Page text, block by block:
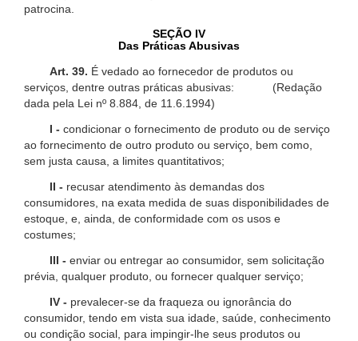
patrocina.
SEÇÃO IV
Das Práticas Abusivas
Art. 39. É vedado ao fornecedor de produtos ou
serviços, dentre outras práticas abusivas: (Redação
dada pela Lei nº 8.884, de 11.6.1994)
I - condicionar o fornecimento de produto ou de serviço
ao fornecimento de outro produto ou serviço, bem como,
sem justa causa, a limites quantitativos;
II - recusar atendimento às demandas dos
consumidores, na exata medida de suas disponibilidades de
estoque, e, ainda, de conformidade com os usos e
costumes;
III - enviar ou entregar ao consumidor, sem solicitação
prévia, qualquer produto, ou fornecer qualquer serviço;
IV - prevalecer-se da fraqueza ou ignorância do
consumidor, tendo em vista sua idade, saúde, conhecimento
ou condição social, para impingir-lhe seus produtos ou